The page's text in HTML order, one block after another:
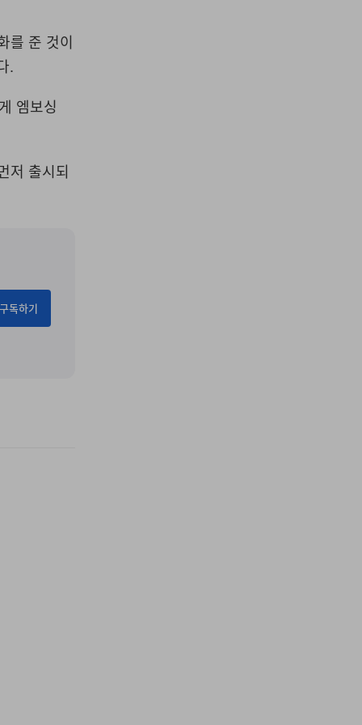
를 준 것이
.
엠보싱
저 출시되
구독하기